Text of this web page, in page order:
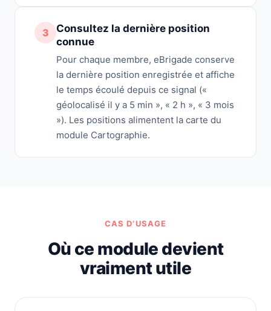
3
Consultez la dernière position
connue
Pour chaque membre, eBrigade conserve
la dernière position enregistrée et affiche
le temps écoulé depuis ce signal («
géolocalisé il y a 5 min », « 2 h », « 3 mois
»). Les positions alimentent la carte du
module Cartographie.
CAS D’USAGE
Où ce module devient
vraiment utile